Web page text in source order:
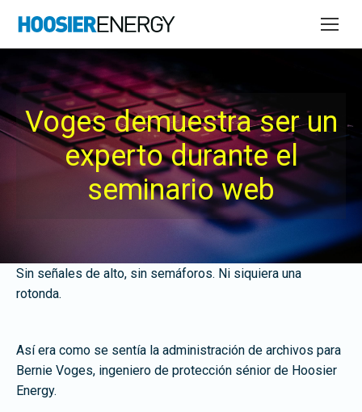
Voges demuestra ser un
experto durante el
seminario web
Sin señales de alto, sin semáforos. Ni siquiera una
rotonda.
Así era como se sentía la administración de archivos para
Bernie Voges, ingeniero de protección sénior de Hoosier
Energy.